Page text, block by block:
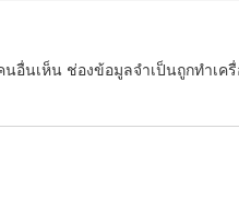
นอื่นเห็น ช่องข้อมูลจำเป็นถูกทำเค